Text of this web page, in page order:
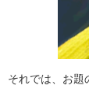
それでは、お題